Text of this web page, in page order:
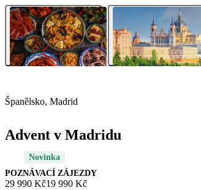
Španělsko, Madrid
Advent v Madridu
Novinka
POZNÁVACÍ ZÁJEZDY
29 990 Kč19 990 Kč